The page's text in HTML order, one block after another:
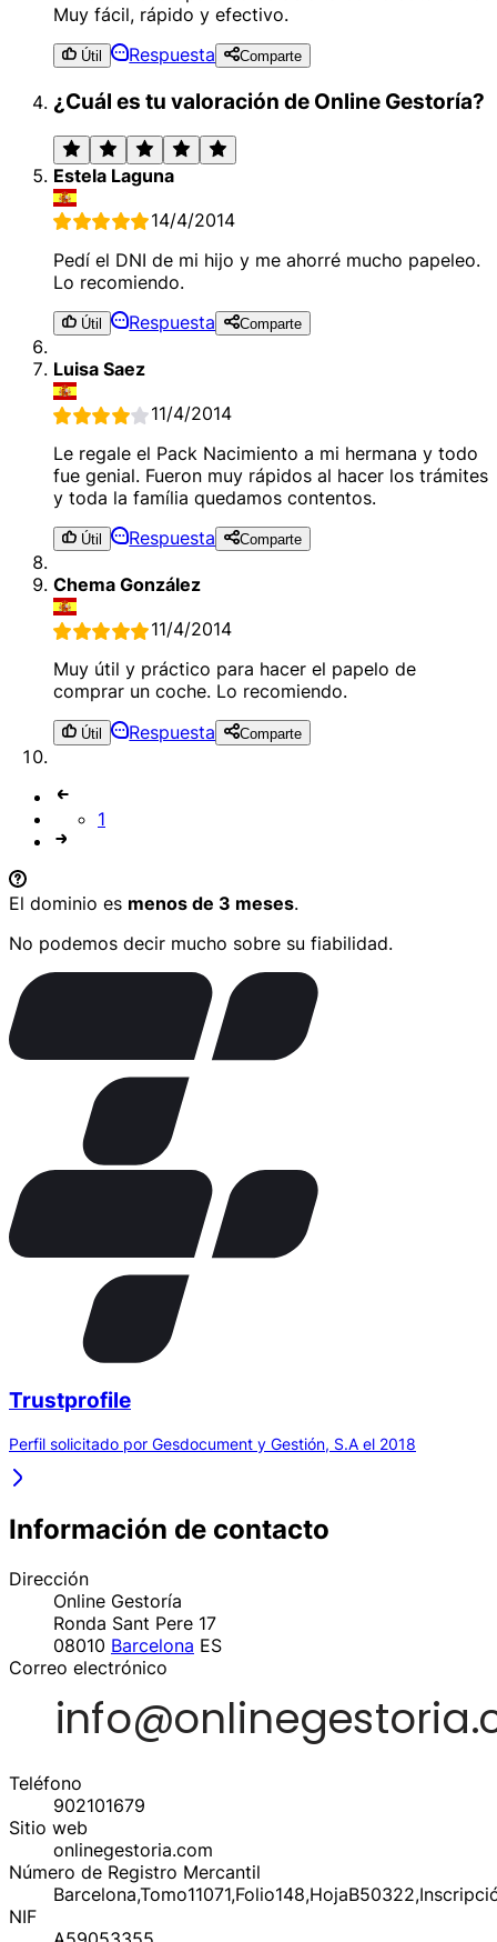
Muy fácil, rápido y efectivo.
Útil Respuesta Comparte
¿Cuál es tu valoración de Online Gestoría?
Estela Laguna
14/4/2014
Pedí el DNI de mi hijo y me ahorré mucho papeleo.
Lo recomiendo.
Útil Respuesta Comparte
Luisa Saez
11/4/2014
Le regale el Pack Nacimiento a mi hermana y todo
fue genial. Fueron muy rápidos al hacer los trámites
y toda la família quedamos contentos.
Útil Respuesta Comparte
Chema González
11/4/2014
Muy útil y práctico para hacer el papelo de
comprar un coche. Lo recomiendo.
Útil Respuesta Comparte
1
El dominio es menos de 3 meses.
No podemos decir mucho sobre su fiabilidad.
Trustprofile
Perfil solicitado por Gesdocument y Gestión, S.A el 2018
Información de contacto
Dirección
Online Gestoría
Ronda Sant Pere 17
08010 Barcelona ES
Correo electrónico
Teléfono
902101679
Sitio web
onlinegestoria.com
Número de Registro Mercantil
NIF